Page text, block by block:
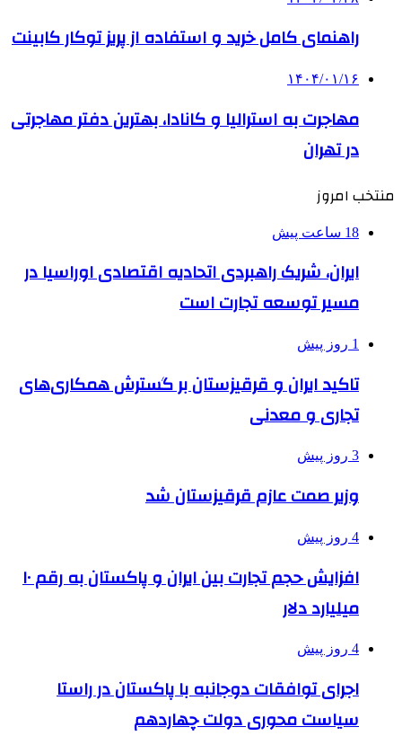
راهنمای کامل خرید و استفاده از پریز توکار کابینت
۱۴۰۴/۰۱/۱۶
مهاجرت به استرالیا و کانادا، بهترین دفتر مهاجرتی
در تهران
منتخب امروز
18 ساعت پیش
ایران، شریک راهبردی اتحادیه اقتصادی اوراسیا در
مسیر توسعه تجارت است
1 روز پیش
تاکید ایران و قرقیزستان بر گسترش همکاری‌های
تجاری و معدنی
3 روز پیش
وزیر صمت عازم قرقیزستان شد
4 روز پیش
افزایش حجم تجارت بین ایران و پاکستان به رقم ۱۰
میلیارد دلار
4 روز پیش
اجرای توافقات دوجانبه با پاکستان در راستا
سیاست محوری دولت چهاردهم